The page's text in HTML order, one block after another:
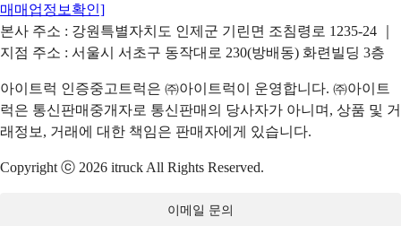
매매업정보확인]
본사 주소 : 강원특별자치도 인제군 기린면 조침령로 1235-24 ｜
지점 주소 : 서울시 서초구 동작대로 230(방배동) 화련빌딩 3층
아이트럭 인증중고트럭은 ㈜아이트럭이 운영합니다. ㈜아이트
럭은 통신판매중개자로 통신판매의 당사자가 아니며, 상품 및 거
래정보, 거래에 대한 책임은 판매자에게 있습니다.
Copyright ⓒ 2026 itruck All Rights Reserved.
이메일 문의